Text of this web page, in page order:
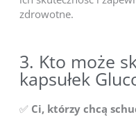
zdrowotne.
3. Kto może
kapsułek
✅ Ci, którzy chcą